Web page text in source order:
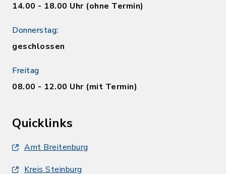
14.00 - 18.00 Uhr (ohne Termin)
Donnerstag:
geschlossen
Freitag
08.00 - 12.00 Uhr (mit Termin)
Quicklinks
Amt Breitenburg
Kreis Steinburg